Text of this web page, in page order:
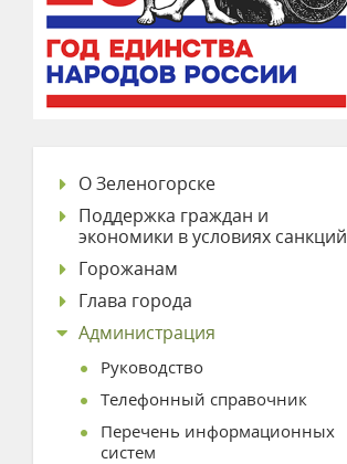
О Зеленогорске
Поддержка граждан и
экономики в условиях санкций
Горожанам
Глава города
Администрация
Руководство
Телефонный справочник
Перечень информационных
систем